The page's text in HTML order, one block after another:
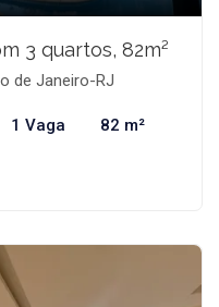
3 quartos, 82m²
de Janeiro-RJ
1 Vaga 82 m²